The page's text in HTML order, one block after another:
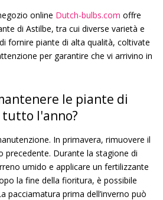
online Dutch-bulbs.com offre
di Astilbe, tra cui diverse varietà e
fornire piante di alta qualità, coltivate
per garantire che vi arrivino in
le piante di
l'anno?
In primavera, rimuovere il
precedente. Durante la stagione di
umido e applicare un fertilizzante
la fine della fioritura, è possibile
pacciamatura prima dell’inverno può